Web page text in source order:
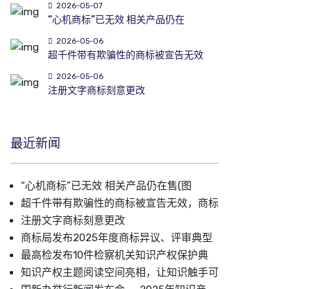
2026-05-07
“心机商标”已无效 相关产品仍在
2026-05-06
超千件带有欺骗性的商标被宣告无效
2026-05-06
注册文字商标刻意更改
最近新闻
“心机商标”已无效 相关产品仍在售(图
超千件带有欺骗性的商标被宣告无效，商标
注册文字商标刻意更改
商标局发布2025年度商标异议、评审典型
最高检发布10件检察机关知识产权保护典
知识产权主题阅读空间亮相，让知识触手可